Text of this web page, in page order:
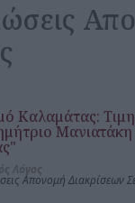
Καλαμάτας:
Απονομή Διακρίσεων